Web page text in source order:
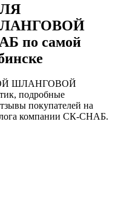
по самой
ШЛАНГОВОЙ
подробные
покупателей на
компании СК-СНАБ.